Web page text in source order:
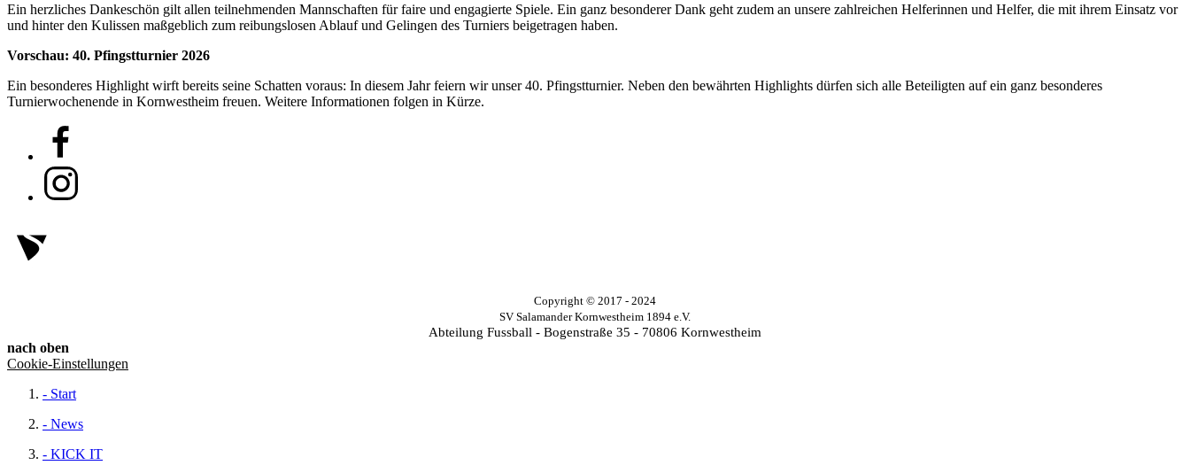
Ein herzliches Dankeschön gilt allen teilnehmenden Mannschaften für faire und engagierte Spiele. Ein ganz besonderer Dank geht zudem an unsere zahlreichen Helferinnen und Helfer, die mit ihrem Einsatz vor
und hinter den Kulissen maßgeblich zum reibungslosen Ablauf und Gelingen des Turniers beigetragen haben.
Vorschau: 40. Pfingstturnier 2026
Ein besonderes Highlight wirft bereits seine Schatten voraus: In diesem Jahr feiern wir unser 40. Pfingstturnier. Neben den bewährten Highlights dürfen sich alle Beteiligten auf ein ganz besonderes
Turnierwochenende in Kornwestheim freuen. Weitere Informationen folgen in Kürze.
Copyright © 2017 - 2024
SV Salamander Kornwestheim 1894 e.V.
Abteilung Fussball - Bogenstraße 35 - 70806 Kornwestheim
nach oben
Cookie-Einstellungen
- Start
- News
- KICK IT